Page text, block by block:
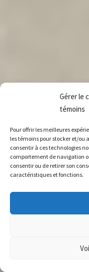
Gérer le
témoins
Pour offrir les meilleures
les témoins pour stocker et/ou
consentir à ces technologies
comportement de navigation
consentir ou de retirer son
caractéristiques et fonctions.